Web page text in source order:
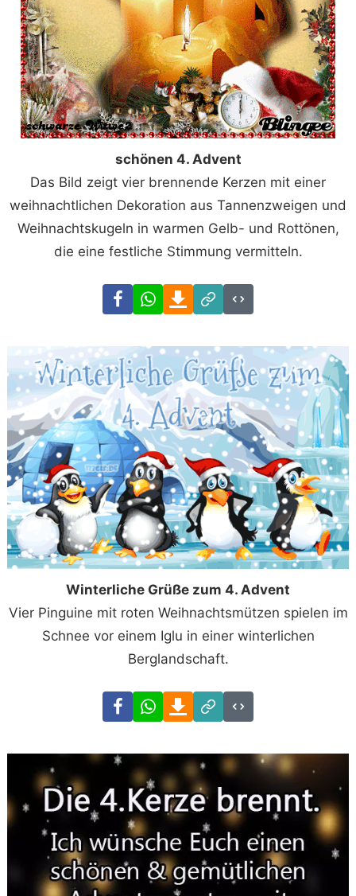
schönen 4. Advent
Das Bild zeigt vier brennende Kerzen mit einer
weihnachtlichen Dekoration aus Tannenzweigen und
Weihnachtskugeln in warmen Gelb- und Rottönen,
die eine festliche Stimmung vermitteln.
FacebookWhatsAppDownload
Link
Code
Winterliche Grüße zum 4. Advent
Vier Pinguine mit roten Weihnachtsmützen spielen im
Schnee vor einem Iglu in einer winterlichen
Berglandschaft.
FacebookWhatsAppDownload
Link
Code